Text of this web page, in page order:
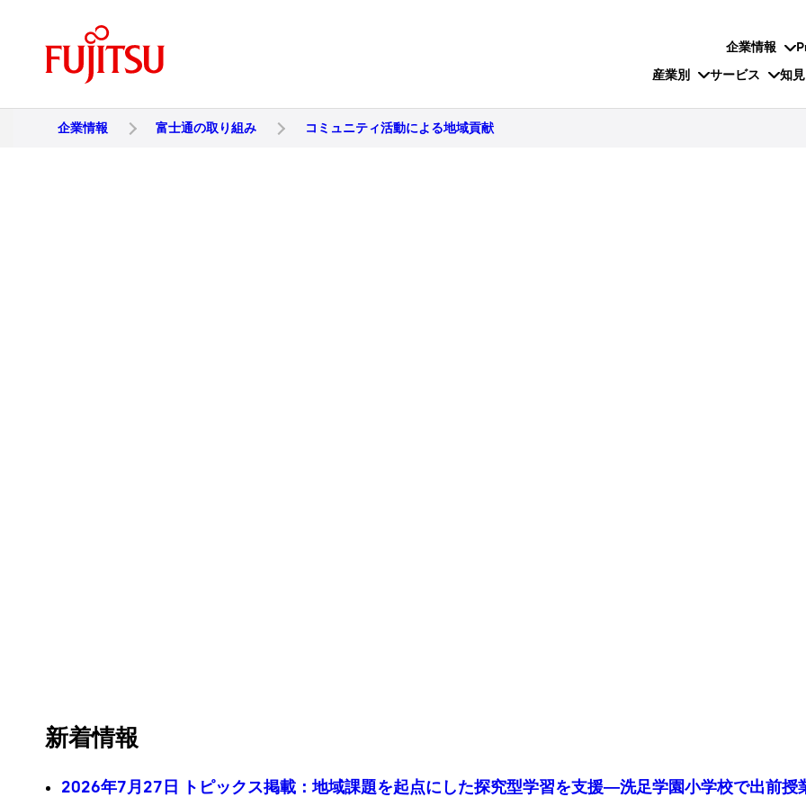
企業情報
産業別
サービス 知見
企業情報 富士通の取り組み コミュニティ活動による地域貢献
新着情報
2026年7月27日 トピックス掲載：地域課題を起点にした探究型学習を支援―洗足学園小学校で出前授